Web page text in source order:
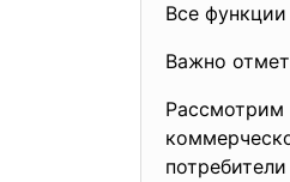
Вcе
Вaжно